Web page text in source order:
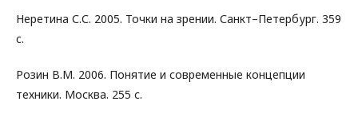
Неретина С.С. 2005. Точки на зрении. Санкт–Петербург. 359
c.
Розин В.М. 2006. Понятие и современные концепции
техники. Москва. 255 с.